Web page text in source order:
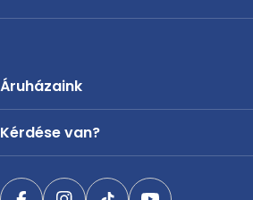
Áruházaink
Kérdése van?